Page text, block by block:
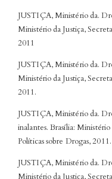
JUSTIÇA, Ministério da.
Ministério da Justiça,
2011
JUSTIÇA, Ministério da.
Ministério da Justiça,
2011.
JUSTIÇA, Ministério da.
inalantes. Brasília:
Políticas sobre Drogas, 2011.
JUSTIÇA, Ministério da.
Ministério da Justiça,